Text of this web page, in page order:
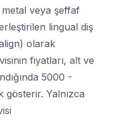
veya şeffaf
lingual diş
olarak
fiyatları, alt ve
5000 -
gösterir. Yalnızca